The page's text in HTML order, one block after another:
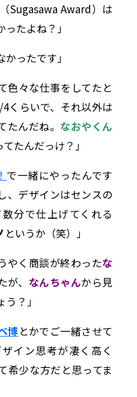
Sugasawa Award）は
たよね？」
かったです」
色々な仕事をしてたと
くらいで、それ以外は
んだね。 なおやくん
たんだっけ？」
で一緒にやったんです
、デザインはセンスの
分で仕上げてくれる
というか（笑）」
やく商談が終わったな
、 なんちゃんから見
？」
博とかでご一緒させて
イン思考が凄く高く
少な方だと思ってま